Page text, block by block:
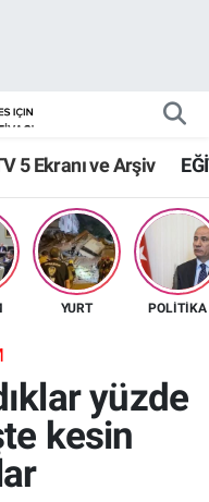
5 Ekranı ve Arşiv
YURT POLİTİKA
yüzde
kesin